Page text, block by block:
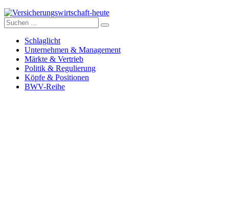
Versicherungswirtschaft-heute
Suche
nach:
Schlaglicht
Unternehmen & Management
Märkte & Vertrieb
Politik & Regulierung
Köpfe & Positionen
BWV-Reihe